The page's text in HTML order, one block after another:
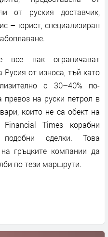
от руския доставчик,
– юрист, специализиран
все пак ограничават
Русия от износа, тъй като
с 30–40% по-
превоз на руски петрол в
които не са обект на
Financial Times корабни
сделки. Това
гръцките компании да
по тези маршрути.